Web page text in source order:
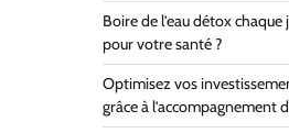
Boire de l’eau détox
pour votre santé ?
Optimisez vos
grâce à l’accompagnement